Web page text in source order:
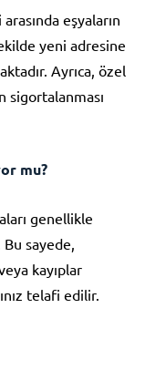
eşyaların
yeni adresine
Ayrıca, özel
sigortalanması
mu?
genellikle
sayede,
kayıplar
telafi edilir.